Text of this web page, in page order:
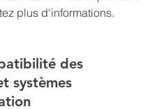
plus d'informations.
systèmes